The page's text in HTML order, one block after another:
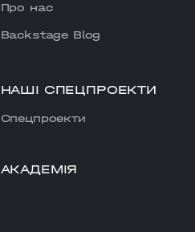
Про нас
Backstage Blog
НАШІ СПЕЦПРОЕКТИ
Cпецпроекти
АКАДЕМІЯ